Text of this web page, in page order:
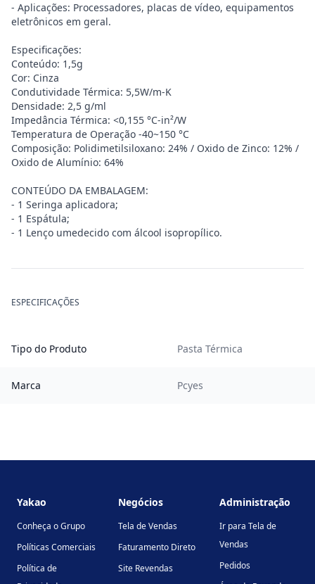
- Aplicações: Processadores, placas de vídeo, equipamentos
eletrônicos em geral.
Especificações:
Conteúdo: 1,5g
Cor: Cinza
Condutividade Térmica: 5,5W/m-K
Densidade: 2,5 g/ml
Impedância Térmica: <0,155 °C-in²/W
Temperatura de Operação -40~150 °C
Composição: Polidimetilsiloxano: 24% / Oxido de Zinco: 12% /
Oxido de Alumínio: 64%
CONTEÚDO DA EMBALAGEM:
- 1 Seringa aplicadora;
- 1 Espátula;
- 1 Lenço umedecido com álcool isopropílico.
ESPECIFICAÇÕES
Tipo do Produto Pasta Térmica
Marca Pcyes
Yakao
Conheça o Grupo
Políticas Comerciais
Política de
Negócios
Tela de Vendas
Faturamento Direto
Site Revendas
Administração
Ir para Tela de
Vendas
Pedidos